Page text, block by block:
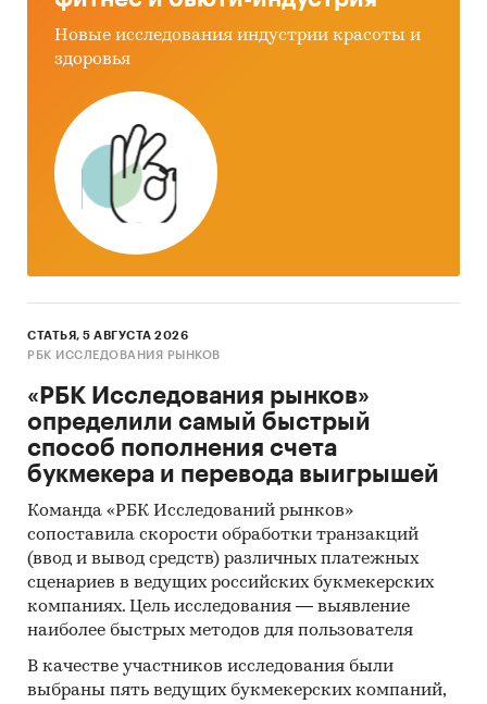
Новые исследования индустрии красоты и
здоровья
СТАТЬЯ, 5 АВГУСТА 2026
РБК ИССЛЕДОВАНИЯ РЫНКОВ
«РБК Исследования рынков»
определили самый быстрый
способ пополнения счета
букмекера и перевода выигрышей
Команда «РБК Исследований рынков»
сопоставила скорости обработки транзакций
(ввод и вывод средств) различных платежных
сценариев в ведущих российских букмекерских
компаниях. Цель исследования — выявление
наиболее быстрых методов для пользователя
В качестве участников исследования были
выбраны пять ведущих букмекерских компаний,